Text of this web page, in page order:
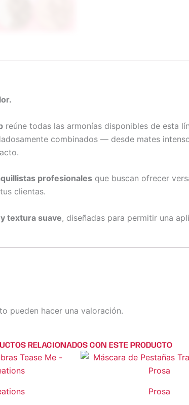
reúne todas las armonías disponibles de esta
combinados — desde mates
profesionales que buscan ofrecer
clientas.
textura suave, diseñadas para permitir una
pueden hacer una valoración.
RELACIONADOS CON ESTE PRODUCTO
Prosa